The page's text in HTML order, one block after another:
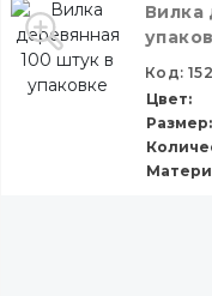
Вилка
Код:
Цвет
Размер